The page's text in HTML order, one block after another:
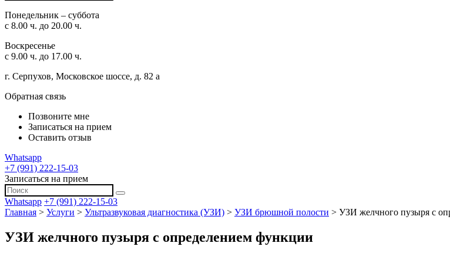
Понедельник – суббота
с 8.00 ч. до 20.00 ч.
Воскресенье
с 9.00 ч. до 17.00 ч.
г. Серпухов, Московское шоссе, д. 82 а
Обратная связь
Позвоните мне
Записаться на прием
Оставить отзыв
Whatsapp
+7 (991) 222-15-03
Записаться на прием
Whatsapp +7 (991) 222-15-03
Главная > Услуги > Ультразвуковая диагностика (УЗИ) > УЗИ брюшной полости > УЗИ желчного пузыря с
УЗИ желчного пузыря с определением функции